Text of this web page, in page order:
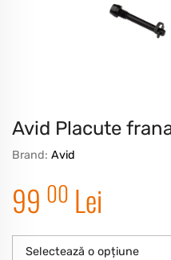
Avid Placute
Brand: Avid
99 00 Lei
Selectează o opțiune